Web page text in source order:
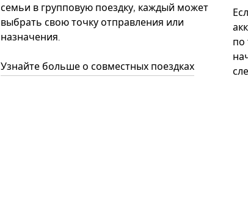
семьи в групповую поездку, каждый может
выбрать свою точку отправления или
назначения.
Узнайте больше о совместных поездках
по